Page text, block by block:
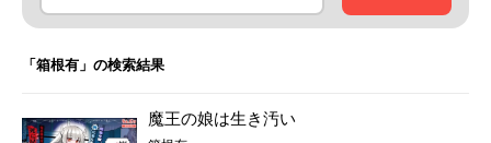
「箱根有」の検索結果
魔王の娘は生き汚い